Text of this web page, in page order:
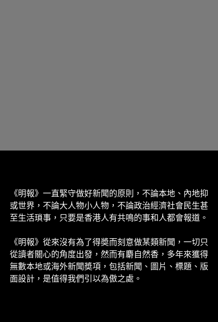
《明報》一直緊守做好新聞的原則，不論本地、內地抑
或世界，不論大人物小人物，不論政治經濟社會民生甚
至生活瑣事，只要是香港人有共鳴的事和人都會報道。
《明報》從來沒有為了得奬而刻意做某類新聞，一切只
從讀者關心的角度出發，然而有麝自然香，多年來獲得
無數本地或海外新聞奬項，包括新聞、圖片、標題、版
面設計，是值得我們引以為傲之處。